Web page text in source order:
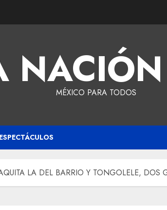
MÉXICO PARA TODOS
ESPECTÁCULOS
LA DEL BARRIO Y TONGOLELE, DOS